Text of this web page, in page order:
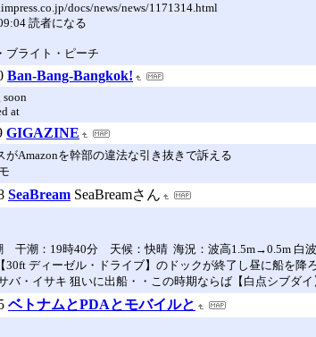
docs/news/news/1171314.html
読者になる
ライト・ピーチ
Ban-Bang-Bangkok!
soon
at
GIGAZINE
がAmazonを幹部の違法な引き抜きで訴える
SeaBream SeaBreamさん
干潮：19時40分 天候：快晴 海況：波高1.5m→0.5m 白波
30ft ディーゼル・ドライブ】のドックが終了し昼に船を降
バ・イサキ 狙いに出船・・この時期ならば【白点シブダ
ベトナムとPDAとモバイルと